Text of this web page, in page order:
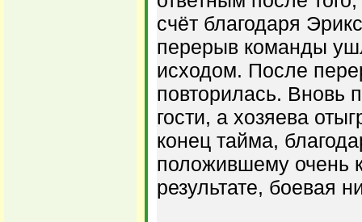
счёт благодаря
перерыв команды
исходом. После
повторилась. Вновь
гости, а хозяева
конец тайма,
положившему очень
результате, боевая